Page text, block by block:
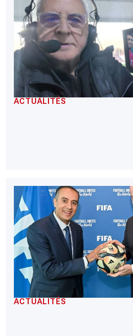
ACTUALITÉS
ACTUALITÉS